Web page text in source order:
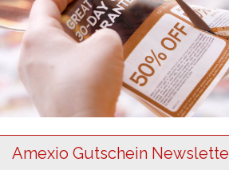
Amexio Gutschein